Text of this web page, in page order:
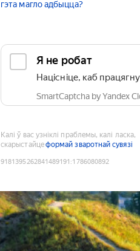
гэта магло адбыцца?
Я не робат
Націсніце, каб
SmartCaptcha by Yandex
Калі ў вас узніклі праблемы, калі ласка,
скарыстайцеформай зваротнай сувязі
9181395262841489191 :1786080892